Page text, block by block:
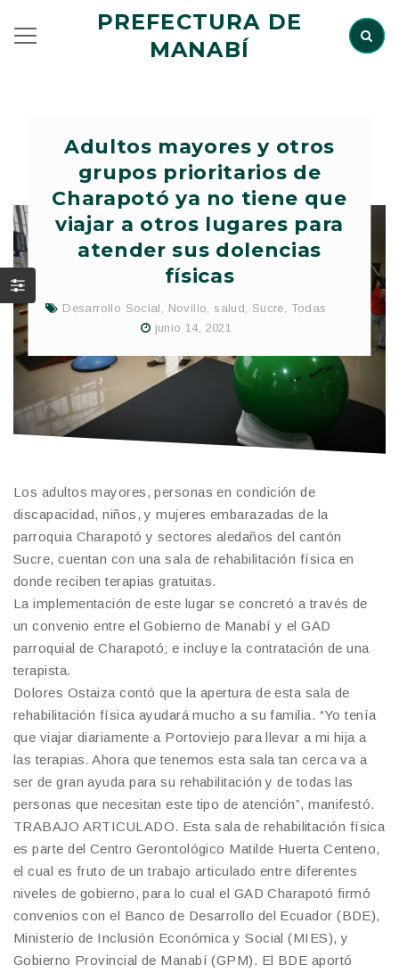
PREFECTURA DE
MANABÍ
Adultos mayores y otros
grupos prioritarios de
Charapotó ya no tiene que
viajar a otros lugares para
atender sus dolencias
físicas
Desarrollo Social Novillo salud Sucre
Todas
junio 14, 2021
Los adultos mayores, personas en condición de
discapacidad, niños, y mujeres embarazadas de la
parroquia Charapotó y sectores aledaños del cantón
Sucre, cuentan con una sala de rehabilitación física en
donde reciben terapias gratuitas.
La implementación de este lugar se concretó a través de
un convenio entre el Gobierno de Manabí y el GAD
parroquial de Charapotó; e incluye la contratación de una
terapista.
Dolores Ostaiza contó que la apertura de esta sala de
rehabilitación física ayudará mucho a su familia. “Yo tenía
que viajar diariamente a Portoviejo para llevar a mi hija a
las terapias. Ahora que tenemos esta sala tan cerca va a
ser de gran ayuda para su rehabilitación y de todas las
personas que necesitan este tipo de atención”, manifestó.
TRABAJO ARTICULADO. Esta sala de rehabilitación física
es parte del Centro Gerontológico Matilde Huerta Centeno,
el cual es fruto de un trabajo articulado entre diferentes
niveles de gobierno, para lo cual el GAD Charapotó firmó
convenios con el Banco de Desarrollo del Ecuador (BDE),
Ministerio de Inclusión Económica y Social (MIES), y
Gobierno Provincial de Manabí (GPM). El BDE aportó